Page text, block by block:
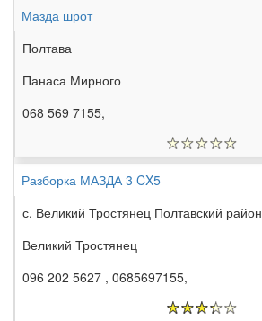
Мазда шрот
Полтава
Панаса Мирного
068 569 7155,
Разборка МАЗДА 3 CX5
с. Великий Тростянец Полтавский район
Великий Тростянец
096 202 5627 , 0685697155,